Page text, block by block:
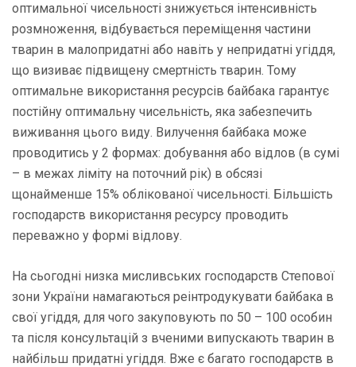
оптимальної чисельності знижується інтенсивність
розмноження, відбувається переміщення частини
тварин в малопридатні або навіть у непридатні угіддя,
що визиває підвищену смертність тварин. Тому
оптимальне використання ресурсів байбака гарантує
постійну оптимальну чисельність, яка забезпечить
виживання цього виду. Вилучення байбака може
проводитись у 2 формах: добування або відлов (в сумі
– в межах ліміту на поточний рік) в обсязі
щонайменше 15% облікованої чисельності. Більшість
господарств використання ресурсу проводить
переважно у формі відлову.
На сьогодні низка мисливських господарств Степової
зони України намагаються реінтродукувати байбака в
свої угіддя, для чого закуповують по 50 – 100 особин
та після консультацій з вченими випускають тварин в
найбільш придатні угіддя. Вже є багато господарств в